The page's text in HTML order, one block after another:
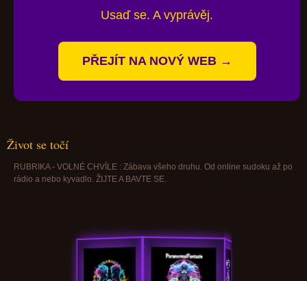
Usaď se. A vyprávěj.
PŘEJÍT NA NOVÝ WEB →
Život se točí
RUBRIKA - VOLNÉ CHVÍLE : Zábava všeho druhu. Od online sudoku až po
rádio a nebo kyvadlo. ŽIJTE A BAVTE SE.